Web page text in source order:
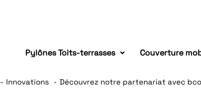
Pylônes Toits-terrasses Couverture
Innovations Découvrez notre partenariat avec